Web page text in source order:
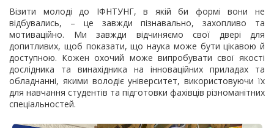
Візити молоді до ІФНТУНГ, в якій би формі вони не
відбувались, – це завжди пізнавально, захопливо та
мотиваційно. Ми завжди відчиняємо свої двері для
допитливих, щоб показати, що наука може бути цікавою й
доступною. Кожен охочий може випробувати свої якості
дослідника та винахідника на інноваційних приладах та
обладнанні, якими володіє університет, використовуючи їх
для навчання студентів та підготовки фахівців різноманітних
спеціальностей.